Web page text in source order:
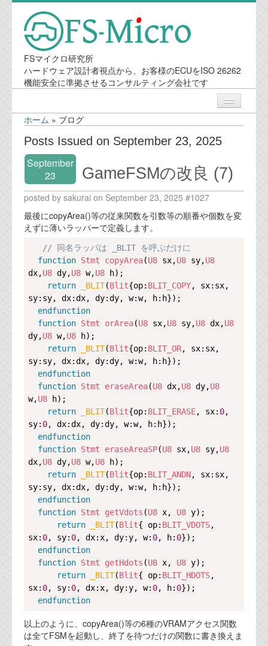
FSマイクロ研究所
ハードウェア設計者視点から、お客様のECUをISO 26262
機能安全に準拠させるコンサルティング会社です
ニュース
業務内容
機能安全コンサルティング
会社案内
会社概要
代表ご挨拶
オフィス
実績
ブログ
機能安全ブログ
設計ブログ
テクノロジ
外部投稿記事
ブログテーマ
技術文書
ご希望の方は、お問い合わせページから
資料閲覧パスワードをお問い合わせ頂き
ログインをお願い致します。アカウント
名は"opendocument"です。
機能安全用語集
オンラインショップ
ホーム » ブログ
Posts Issued on September 23, 2025
September
23
GameFSMの改良 (7)
posted by sakurai on September 23, 2025 #1027
最後にcopyArea()等の従来関数を引数等の順番や個数を変
えずに薄いラッパーで定義します。
// 同名ラッパは _BLIT を呼ぶだけに
function Stmt copyArea(U8 sx,U8 sy,U8
dx,U8 dy,U8 w,U8 h);
return
_BLIT(Blit{op: BLIT_COPY, sx:sx,
sy:sy, dx:dx, dy:dy, w:w, h:h});
endfunction
function Stmt orArea(U8 sx,U8 sy,U8 dx,U8
dy,U8 w,U8 h);
return
_BLIT(Blit{op: BLIT_OR, sx:sx,
sy:sy, dx:dx, dy:dy, w:w, h:h});
endfunction
function Stmt eraseArea(U8 dx,U8 dy,U8
w,U8 h);
return
_BLIT(Blit{op: BLIT_ERASE, sx: 0,
sy: 0, dx:dx, dy:dy, w:w, h:h});
endfunction
function Stmt eraseAreaSP(U8 sx,U8 sy,U8
dx,U8 dy,U8 w,U8 h);
return
_BLIT(Blit{op: BLIT_ANDN, sx:sx,
sy:sy, dx:dx, dy:dy, w:w, h:h});
endfunction
function Stmt getVdots (U8 x, U8 y);
return
_BLIT(Blit{ op: BLIT_VDOTS,
sx: 0, sy: 0, dx:x, dy:y, w: 0, h: 0});
endfunction
function Stmt getHdots (U8 x, U8 y);
return
_BLIT(Blit{ op: BLIT_HDOTS,
sx: 0, sy: 0, dx:x, dy:y, w: 0, h: 0});
endfunction
以上のように、copyArea()等の6種のVRAMアクセス関数
は全てFSMを起動し、終了を待つだけの関数に書き換えま